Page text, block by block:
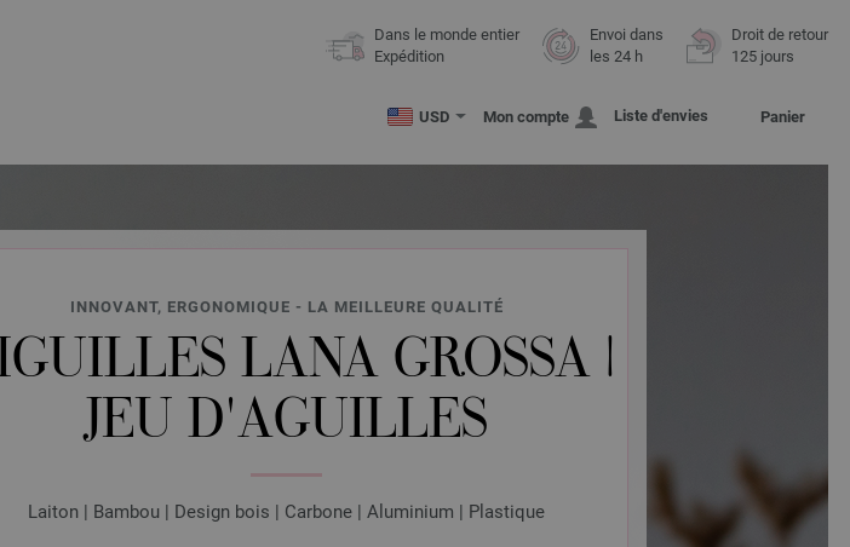
Dans le monde entier
Expédition
Envoi dans
les 24 h
Droit de retour
125 jours
USD Mon compte Liste d'envies Panier
INNOVANT, ERGONOMIQUE - LA MEILLEURE QUALITÉ
LANA GROSSA |
JEU D'AGUILLES
Laiton | Bambou | Design bois | Carbone | Aluminium | Plastique